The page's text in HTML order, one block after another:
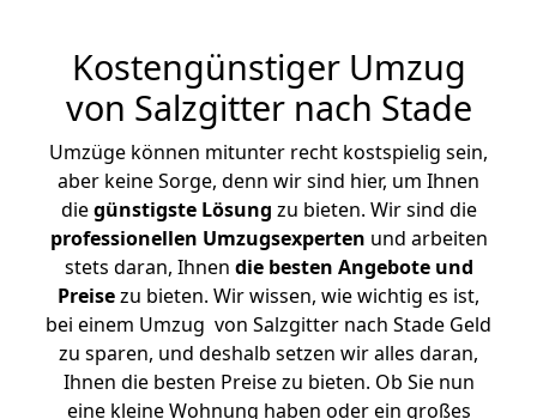
Kostengünstiger Umzug
von Salzgitter nach Stade
Umzüge können mitunter recht kostspielig sein,
aber keine Sorge, denn wir sind hier, um Ihnen
diegünstigste Lösung zu bieten. Wir sind die
professionellen Umzugsexperten und arbeiten
stets daran, Ihnen die besten Angebote und
Preisezu bieten. Wir wissen, wie wichtig es ist,
bei einem Umzug von Salzgitter nach Stade Geld
zu sparen, und deshalb setzen wir alles daran,
Ihnen die besten Preise zu bieten. Ob Sie nun
eine kleine Wohnung haben oder ein großes